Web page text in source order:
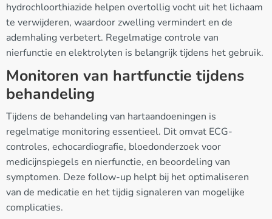
hydrochloorthiazide helpen overtollig vocht uit het lichaam
te verwijderen, waardoor zwelling vermindert en de
ademhaling verbetert. Regelmatige controle van
nierfunctie en elektrolyten is belangrijk tijdens het gebruik.
Monitoren van hartfunctie tijdens
behandeling
Tijdens de behandeling van hartaandoeningen is
regelmatige monitoring essentieel. Dit omvat ECG-
controles, echocardiografie, bloedonderzoek voor
medicijnspiegels en nierfunctie, en beoordeling van
symptomen. Deze follow-up helpt bij het optimaliseren
van de medicatie en het tijdig signaleren van mogelijke
complicaties.